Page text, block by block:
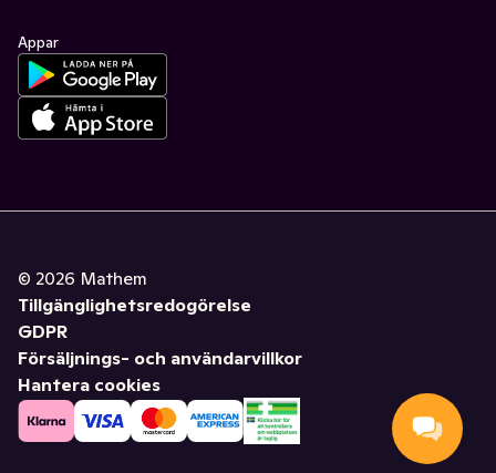
Appar
© 2026 Mathem
Tillgänglighetsredogörelse
GDPR
Försäljnings- och användarvillkor
Hantera cookies